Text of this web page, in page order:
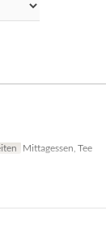
Mittagessen, Tee